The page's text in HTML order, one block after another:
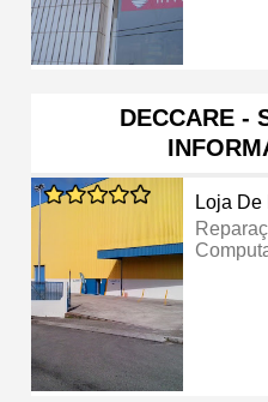
DECCARE -
Loja De